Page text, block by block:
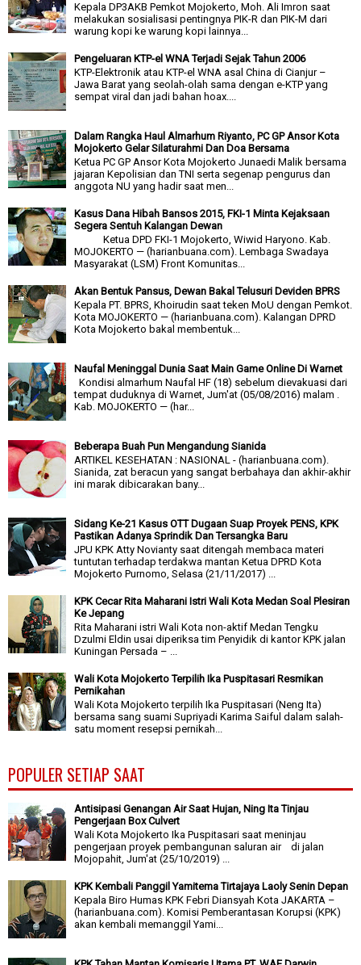
Kepala DP3AKB Pemkot Mojokerto, Moh. Ali Imron saat
melakukan sosialisasi pentingnya PIK-R dan PIK-M dari
warung kopi ke warung kopi lainnya...
Pengeluaran KTP-el WNA Terjadi Sejak Tahun 2006
KTP-Elektronik atau KTP-el WNA asal China di Cianjur –
Jawa Barat yang seolah-olah sama dengan e-KTP yang
sempat viral dan jadi bahan hoax....
Dalam Rangka Haul Almarhum Riyanto, PC GP Ansor Kota
Mojokerto Gelar Silaturahmi Dan Doa Bersama
Ketua PC GP Ansor Kota Mojokerto Junaedi Malik bersama
jajaran Kepolisian dan TNI serta segenap pengurus dan
anggota NU yang hadir saat men...
Kasus Dana Hibah Bansos 2015, FKI-1 Minta Kejaksaan
Segera Sentuh Kalangan Dewan
Ketua DPD FKI-1 Mojokerto, Wiwid Haryono. Kab.
MOJOKERTO — (harianbuana.com). Lembaga Swadaya
Masyarakat (LSM) Front Komunitas...
Akan Bentuk Pansus, Dewan Bakal Telusuri Deviden BPRS
Kepala PT. BPRS, Khoirudin saat teken MoU dengan Pemkot.
Kota MOJOKERTO — (harianbuana.com). Kalangan DPRD
Kota Mojokerto bakal membentuk...
Naufal Meninggal Dunia Saat Main Game Online Di Warnet
Kondisi almarhum Naufal HF (18) sebelum dievakuasi dari
tempat duduknya di Warnet, Jum'at (05/08/2016) malam .
Kab. MOJOKERTO — (har...
Beberapa Buah Pun Mengandung Sianida
ARTIKEL KESEHATAN : NASIONAL - (harianbuana.com).
Sianida, zat beracun yang sangat berbahaya dan akhir-akhir
ini marak dibicarakan bany...
Sidang Ke-21 Kasus OTT Dugaan Suap Proyek PENS, KPK
Pastikan Adanya Sprindik Dan Tersangka Baru
JPU KPK Atty Novianty saat ditengah membaca materi
tuntutan terhadap terdakwa mantan Ketua DPRD Kota
Mojokerto Purnomo, Selasa (21/11/2017) ...
KPK Cecar Rita Maharani Istri Wali Kota Medan Soal Plesiran
Ke Jepang
Rita Maharani istri Wali Kota non-aktif Medan Tengku
Dzulmi Eldin usai diperiksa tim Penyidik di kantor KPK jalan
Kuningan Persada – ...
Wali Kota Mojokerto Terpilih Ika Puspitasari Resmikan
Pernikahan
Wali Kota Mojokerto terpilih Ika Puspitasari (Neng Ita)
bersama sang suami Supriyadi Karima Saiful dalam salah-
satu moment resepsi pernikah...
POPULER SETIAP SAAT
Antisipasi Genangan Air Saat Hujan, Ning Ita Tinjau
Pengerjaan Box Culvert
Wali Kota Mojokerto Ika Puspitasari saat meninjau
pengerjaan proyek pembangunan saluran air di jalan
Mojopahit, Jum'at (25/10/2019) ...
KPK Kembali Panggil Yamitema Tirtajaya Laoly Senin Depan
Kepala Biro Humas KPK Febri Diansyah Kota JAKARTA –
(harianbuana.com). Komisi Pemberantasan Korupsi (KPK)
akan kembali memanggil Yami...